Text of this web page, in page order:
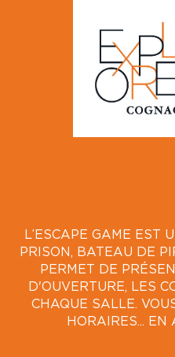
L’ESCAPE GAME EST
PRISON, BATEAU DE
PERMET DE
D'OUVERTURE, LES
CHAQUE SALLE.
HORAIRES...